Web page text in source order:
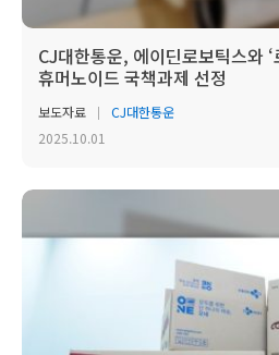
CJ대한통운, 에이딘로보틱스와
휴머노이드 국책과제 선정
보도자료
CJ대한통운
2025.10.01